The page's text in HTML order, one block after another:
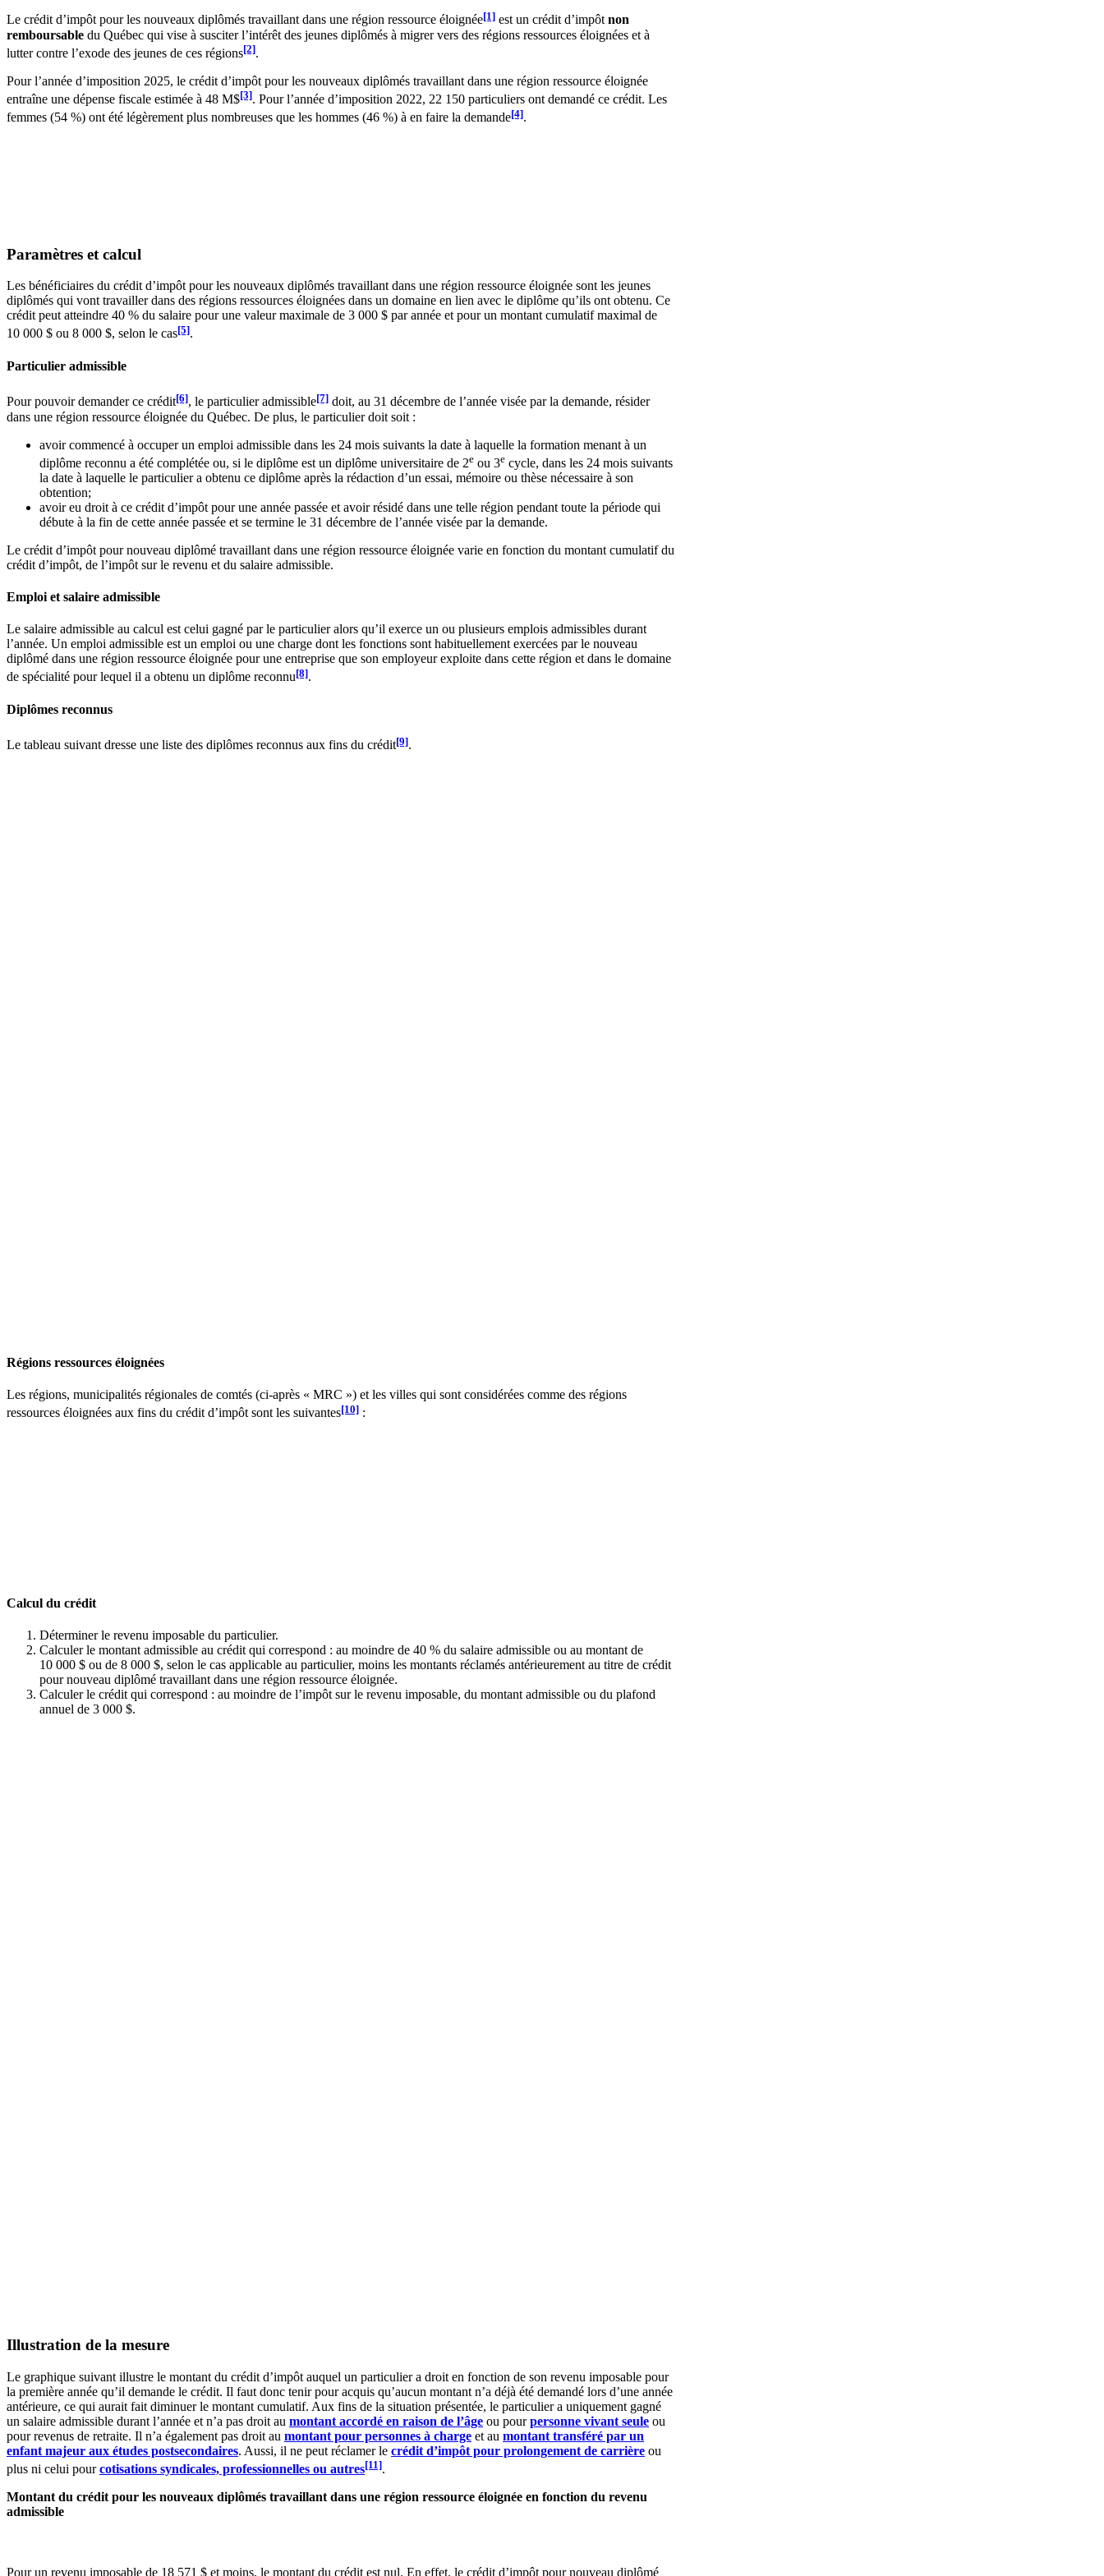
Le crédit d’impôt pour les nouveaux diplômés travaillant dans une région ressource éloignée[1] est un crédit d’impôtnon
remboursable du Québec qui vise à susciter l’intérêt des jeunes diplômés à migrer vers des régions ressources éloignées et à
lutter contre l’exode des jeunes de ces régions[2].
Pour l’année d’imposition 2025, le crédit d’impôt pour les nouveaux diplômés travaillant dans une région ressource éloignée
entraîne une dépense fiscale estimée à 48 M$[3]. Pour l’année d’imposition 2022, 22 150 particuliers ont demandé ce crédit. Les
femmes (54 %) ont été légèrement plus nombreuses que les hommes (46 %) à en faire la demande[4].
Paramètres et calcul
Les bénéficiaires du crédit d’impôt pour les nouveaux diplômés travaillant dans une région ressource éloignée sont les jeunes
diplômés qui vont travailler dans des régions ressources éloignées dans un domaine en lien avec le diplôme qu’ils ont obtenu. Ce
crédit peut atteindre 40 % du salaire pour une valeur maximale de 3 000 $ par année et pour un montant cumulatif maximal de
10 000 $ ou 8 000 $, selon le cas[5].
Particulier admissible
Pour pouvoir demander ce crédit[6], le particulier admissible[7] doit, au 31 décembre de l’année visée par la demande, résider
dans une région ressource éloignée du Québec. De plus, le particulier doit soit :
avoir commencé à occuper un emploi admissible dans les 24 mois suivants la date à laquelle la formation menant à un
diplôme reconnu a été complétée ou, si le diplôme est un diplôme universitaire de 2e ou 3e cycle, dans les 24 mois suivants
la date à laquelle le particulier a obtenu ce diplôme après la rédaction d’un essai, mémoire ou thèse nécessaire à son
obtention;
avoir eu droit à ce crédit d’impôt pour une année passée et avoir résidé dans une telle région pendant toute la période qui
débute à la fin de cette année passée et se termine le 31 décembre de l’année visée par la demande.
Le crédit d’impôt pour nouveau diplômé travaillant dans une région ressource éloignée varie en fonction du montant cumulatif du
crédit d’impôt, de l’impôt sur le revenu et du salaire admissible.
Emploi et salaire admissible
Le salaire admissible au calcul est celui gagné par le particulier alors qu’il exerce un ou plusieurs emplois admissibles durant
l’année. Un emploi admissible est un emploi ou une charge dont les fonctions sont habituellement exercées par le nouveau
diplômé dans une région ressource éloignée pour une entreprise que son employeur exploite dans cette région et dans le domaine
de spécialité pour lequel il a obtenu un diplôme reconnu[8].
Diplômes reconnus
Le tableau suivant dresse une liste des diplômes reconnus aux fins du crédit[9].
Régions ressources éloignées
Les régions, municipalités régionales de comtés (ci-après « MRC ») et les villes qui sont considérées comme des régions
ressources éloignées aux fins du crédit d’impôt sont les suivantes[10] :
Calcul du crédit
Déterminer le revenu imposable du particulier.
Calculer le montant admissible au crédit qui correspond : au moindre de 40 % du salaire admissible ou au montant de
10 000 $ ou de 8 000 $, selon le cas applicable au particulier, moins les montants réclamés antérieurement au titre de crédit
pour nouveau diplômé travaillant dans une région ressource éloignée.
Calculer le crédit qui correspond : au moindre de l’impôt sur le revenu imposable, du montant admissible ou du plafond
annuel de 3 000 $.
Illustration de la mesure
Le graphique suivant illustre le montant du crédit d’impôt auquel un particulier a droit en fonction de son revenu imposable pour
la première année qu’il demande le crédit. Il faut donc tenir pour acquis qu’aucun montant n’a déjà été demandé lors d’une année
antérieure, ce qui aurait fait diminuer le montant cumulatif. Aux fins de la situation présentée, le particulier a uniquement gagné
un salaire admissible durant l’année et n’a pas droit au montant accordé en raison de l’âge ou pourpersonne vivant seule ou
pour revenus de retraite. Il n’a également pas droit au montant pour personnes à charge et au montant transféré par un
enfant majeur aux études postsecondaires. Aussi, il ne peut réclamer le crédit d’impôt pour prolongement de carrière ou
plus ni celui pourcotisations syndicales, professionnelles ou autres[11].
Montant du crédit pour les nouveaux diplômés travaillant dans une région ressource éloignée en fonction du revenu
admissible
Pour un revenu imposable de 18 571 $ et moins, le montant du crédit est nul. En effet, le crédit d’impôt pour nouveau diplômé